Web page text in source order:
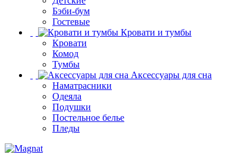
Бэби-бум
Гостевые
Кровати и тумбы
Кровати
Комод
Тумбы
Аксессуары для сна
Наматрасники
Одеяла
Подушки
Постельное белье
Пледы